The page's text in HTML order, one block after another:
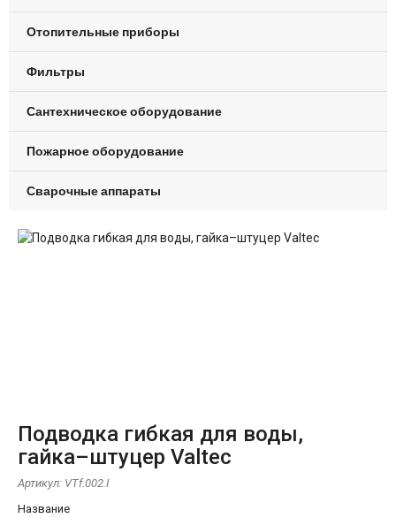
Отопительные приборы
Фильтры
Сантехническое оборудование
Пожарное оборудование
Сварочные аппараты
Подводка гибкая для воды,
гайка–штуцер Valtec
Артикул: VTf.002.I
Название